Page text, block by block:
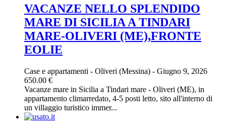
VACANZE NELLO SPLENDIDO
MARE DI SICILIA A TINDARI
MARE-OLIVERI (ME),FRONTE
EOLIE
Case e appartamenti - Oliveri (Messina) - Giugno 9, 2026
650.00 €
Vacanze mare in Sicilia a Tindari mare - Oliveri (ME), in
appartamento climarredato, 4-5 posti letto, sito all'interno di
un villaggio turistico immer...